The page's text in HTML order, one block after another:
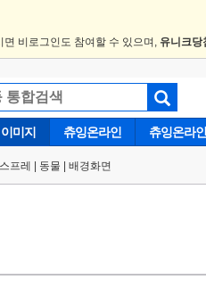
면 비로그인도 참여할 수 있으며, 유니크당
이미지 츄잉온라인 츄잉온라
프레 동물 배경화면